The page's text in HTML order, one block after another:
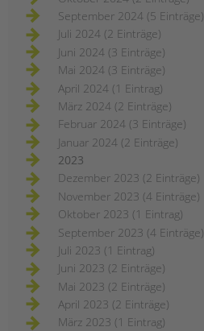
September 2024 (5 Einträge)
Juli 2024 (2 Einträge)
Juni 2024 (3 Einträge)
Mai 2024 (3 Einträge)
April 2024 (1 Eintrag)
März 2024 (2 Einträge)
Februar 2024 (3 Einträge)
Januar 2024 (2 Einträge)
2023
Dezember 2023 (2 Einträge)
November 2023 (4 Einträge)
Oktober 2023 (1 Eintrag)
September 2023 (4 Einträge)
Juli 2023 (1 Eintrag)
Juni 2023 (2 Einträge)
Mai 2023 (2 Einträge)
April 2023 (2 Einträge)
März 2023 (1 Eintrag)